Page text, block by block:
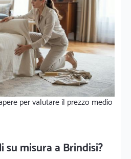
per valutare il prezzo medio
misura a Brindisi?